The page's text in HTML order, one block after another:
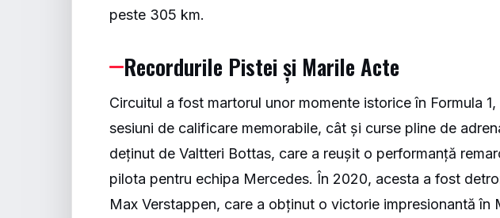
peste 305 km.
Recordurile Pistei și Marile Acte
Circuitul a fost martorul unor momente istorice în Formula
sesiuni de calificare memorabile, cât și curse pline de
deținut de Valtteri Bottas, care a reușit o performanță
pilota pentru echipa Mercedes. În 2020, acesta a fost
Max Verstappen, care a obținut o victorie impresionantă în